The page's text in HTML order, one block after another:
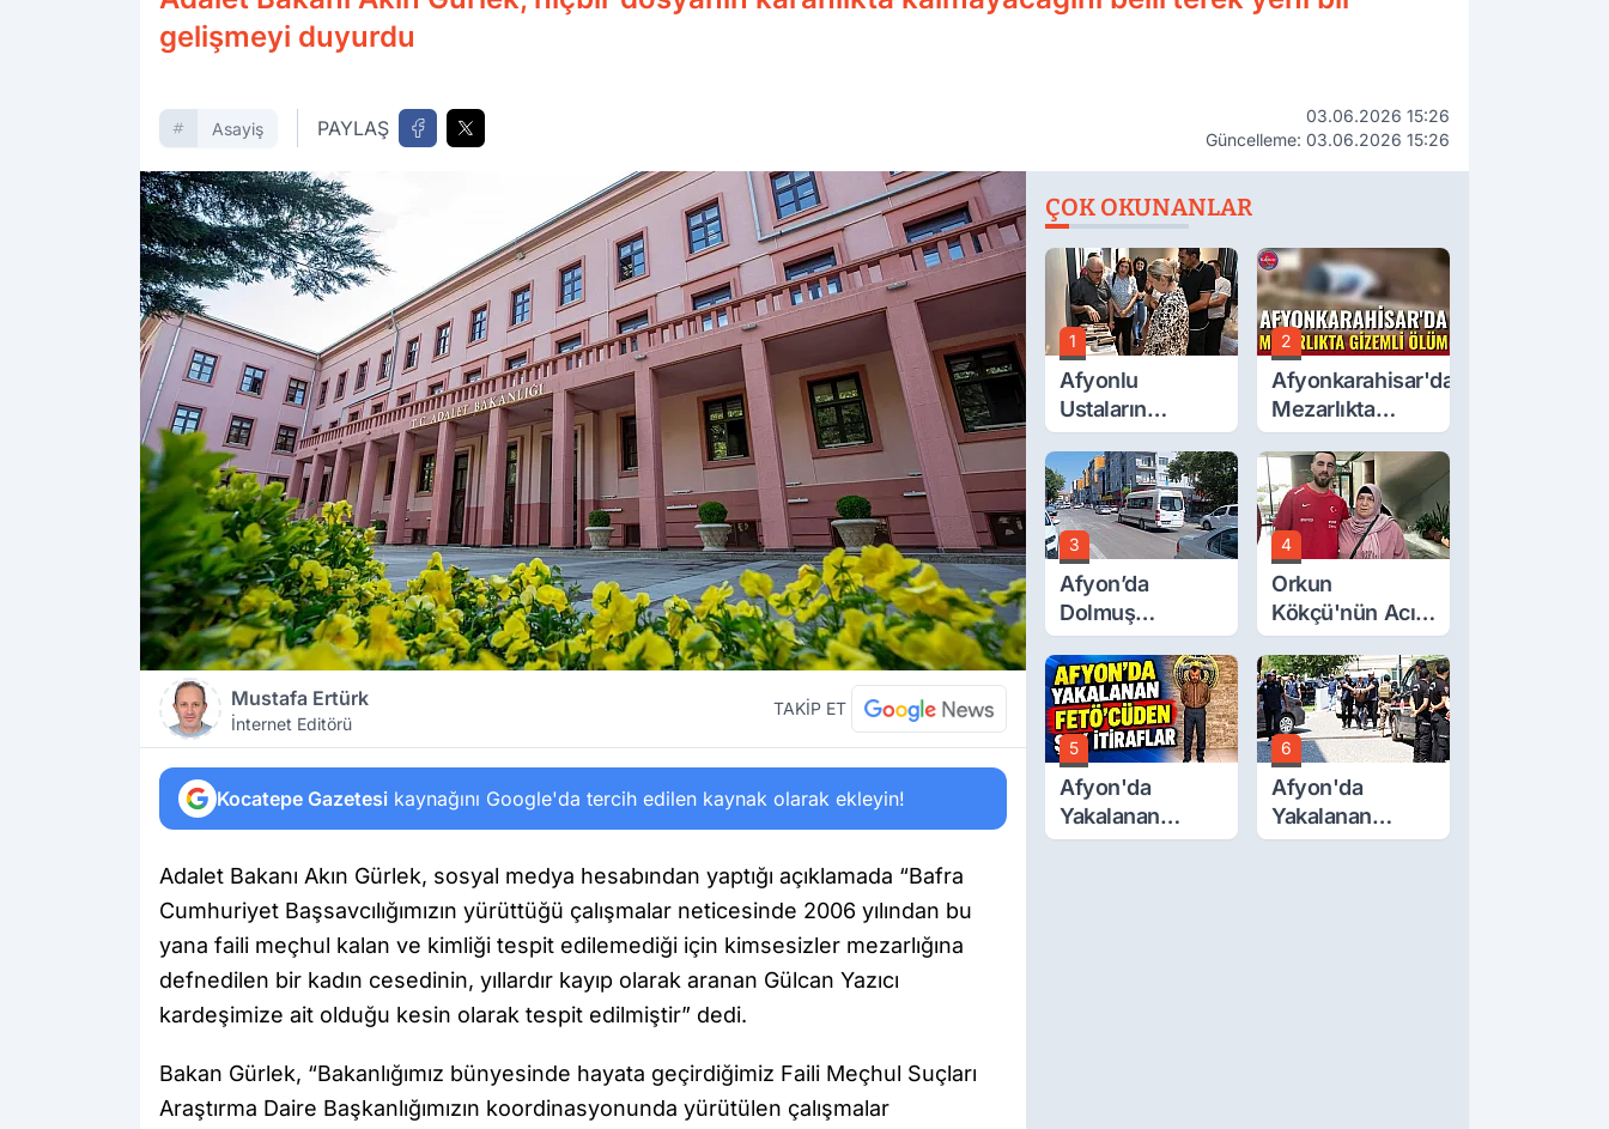
gelişmeyi duyurdu
Asayiş PAYLAŞ
03.06.2026 15:26
Güncelleme: 03.06.2026 15:26
Mustafa Ertürk
İnternet Editörü
TAKİP ET
Kocatepe Gazetesi kaynağını Google'da tercih edilen kaynak olarak ekleyin!
Adalet Bakanı Akın Gürlek, sosyal medya hesabından yaptığı açıklamada “Bafra
Cumhuriyet Başsavcılığımızın yürüttüğü çalışmalar neticesinde 2006 yılından bu
yana faili meçhul kalan ve kimliği tespit edilemediği için kimsesizler mezarlığına
defnedilen bir kadın cesedinin, yıllardır kayıp olarak aranan Gülcan Yazıcı
kardeşimize ait olduğu kesin olarak tespit edilmiştir” dedi.
Bakan Gürlek, “Bakanlığımız bünyesinde hayata geçirdiğimiz Faili Meçhul Suçları
Araştırma Daire Başkanlığımızın koordinasyonunda yürütülen çalışmalar
ÇOK OKUNANLAR
1
Afyonlu
Ustaların
Eserleri
Görücüye Çıktı
2
Afyonkarahisar'da
Mezarlıkta
Gizemli Ölüm
3
Afyon’da
Dolmuş
Ücretlerine
Yüzde 40 Zam
Talebi
4
Orkun
Kökçü'nün Acı
Günü... Cenaze
Namazı
Emirdağ'da
5
Afyon'da
Yakalanan
FETÖ'Cüden
6
Afyon'da
Yakalanan
FETÖ'cü